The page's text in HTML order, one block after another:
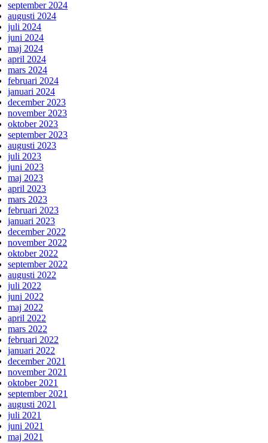
september 2024
augusti 2024
juli 2024
juni 2024
maj 2024
april 2024
mars 2024
februari 2024
januari 2024
december 2023
november 2023
oktober 2023
september 2023
augusti 2023
juli 2023
juni 2023
maj 2023
april 2023
mars 2023
februari 2023
januari 2023
december 2022
november 2022
oktober 2022
september 2022
augusti 2022
juli 2022
juni 2022
maj 2022
april 2022
mars 2022
februari 2022
januari 2022
december 2021
november 2021
oktober 2021
september 2021
augusti 2021
juli 2021
juni 2021
maj 2021